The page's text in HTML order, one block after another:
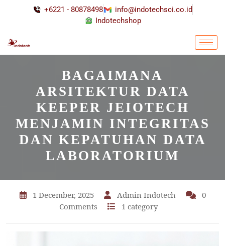
+6221 - 80878498
info@indotechsci.co.id
Indotechshop
BAGAIMANA
ARSITEKTUR DATA
KEEPER JEIOTECH
MENJAMIN INTEGRITAS
DAN KEPATUHAN DATA
LABORATORIUM
1 December, 2025 Admin Indotech
0
Comments
1 category